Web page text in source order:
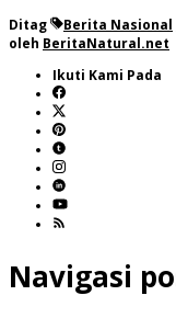
Ditag Berita Nasional
oleh BeritaNatural.net
Ikuti Kami Pada
Navigasi